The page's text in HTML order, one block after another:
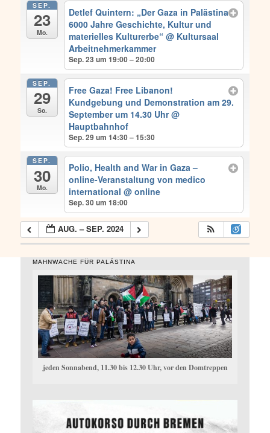
SEP.
23
Mo.
Detlef Quintern: „Der Gaza in Palästina
6000 Jahre Geschichte, Kultur und
materielles Kulturerbe“@ Kultursaal
Arbeitnehmerkammer
Sep. 23 um 19:00 – 20:00
SEP.
29
So.
Free Gaza! Free Libanon!
Kundgebung und Demonstration am 29.
September um 14.30 Uhr@
Hauptbahnhof
Sep. 29 um 14:30 – 15:30
SEP.
30
Mo.
Polio, Health and War in Gaza –
online-Veranstaltung von medico
international@ online
Sep. 30 um 18:00
AUG. – SEP. 2024
MAHNWACHE FÜR PALÄSTINA
jeden Sonnabend, 11.30 bis 12.30 Uhr, vor den Domtreppen